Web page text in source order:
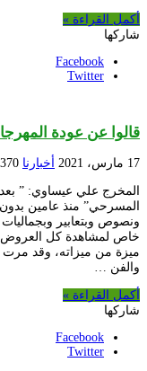
أكمل القراءة »
شاركها
Facebook
Twitter
قالوا عن عودة
17 مارس، 2021 أخبارنا 370
المخرج علي عيساوي: ”
المسرحي” منذ عامين
ونصوص وبتعابير
خاص لمشاهدة كل العروض
ميزة من ميزاته، وقد مرت
والفن …
أكمل القراءة »
شاركها
Facebook
Twitter